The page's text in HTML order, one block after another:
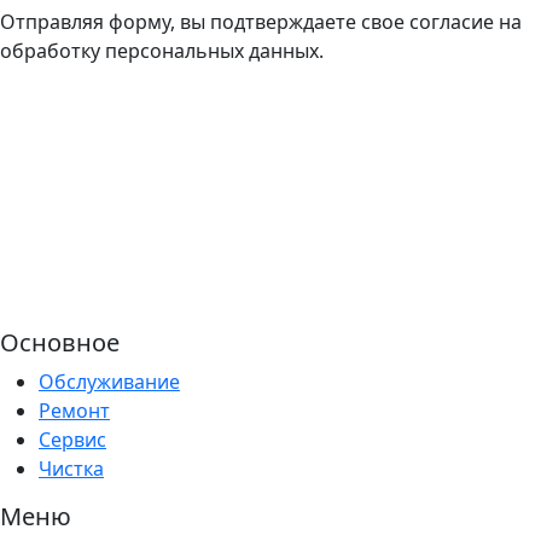
Отправляя форму, вы подтверждаете свое согласие на
обработку персональных данных.
Основное
Обслуживание
Ремонт
Сервис
Чистка
Меню